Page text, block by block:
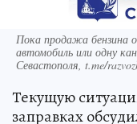
Пока продажа бензина
автомобиль или одну
Севастополя, t.me/
Текущую
заправках